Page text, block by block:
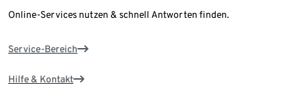
Online-Services nutzen & schnell Antworten finden.
Service-Bereich
Hilfe & Kontakt